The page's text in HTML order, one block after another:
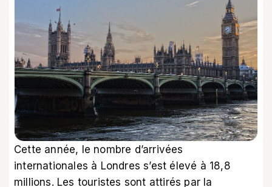
Cette année, le nombre d’arrivées
internationales à Londres s’est élevé à 18,8
millions. Les touristes sont attirés par la